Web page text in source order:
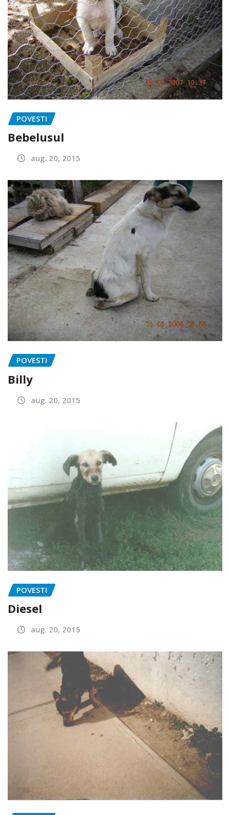
POVESTI
Bebelusul
aug. 20, 2015
POVESTI
Billy
aug. 20, 2015
POVESTI
Diesel
aug. 20, 2015